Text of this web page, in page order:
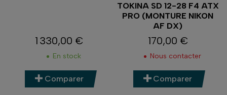
Prix
1 330,00 €
En stock
Comparer
TOKINA SD 12-28 F4 ATX
PRO (MONTURE NIKON
AF DX)
Prix
170,00 €
Nous contacter
Comparer